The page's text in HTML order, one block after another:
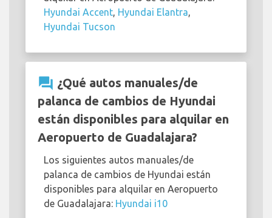
Hyundai Accent Hyundai Elantra
Hyundai Tucson
question_answer ¿Qué autos manuales/de
palanca de cambios de Hyundai
están disponibles para alquilar en
Aeropuerto de Guadalajara?
Los siguientes autos manuales/de
palanca de cambios de Hyundai están
disponibles para alquilar en Aeropuerto
de Guadalajara: Hyundai i10